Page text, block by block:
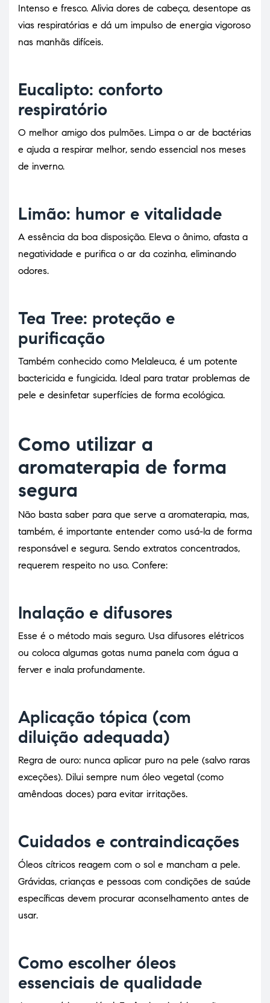
Intenso e fresco. Alivia dores de cabeça, desentope as
vias respiratórias e dá um impulso de energia vigoroso
nas manhãs difíceis.
Eucalipto: conforto
respiratório
O melhor amigo dos pulmões. Limpa o ar de bactérias
e ajuda a respirar melhor, sendo essencial nos meses
de inverno.
Limão: humor e vitalidade
A essência da boa disposição. Eleva o ânimo, afasta a
negatividade e purifica o ar da cozinha, eliminando
odores.
Tea Tree: proteção e
purificação
Também conhecido como Melaleuca, é um potente
bactericida e fungicida. Ideal para tratar problemas de
pele e desinfetar superfícies de forma ecológica.
Como utilizar a
aromaterapia de forma
segura
Não basta saber para que serve a aromaterapia, mas,
também, é importante entender como usá-la de forma
responsável e segura. Sendo extratos concentrados,
requerem respeito no uso. Confere:
Inalação e difusores
Esse é o método mais seguro. Usa difusores elétricos
ou coloca algumas gotas numa panela com água a
ferver e inala profundamente.
Aplicação tópica (com
diluição adequada)
Regra de ouro: nunca aplicar puro na pele (salvo raras
exceções). Dilui sempre num óleo vegetal (como
amêndoas doces) para evitar irritações.
Cuidados e contraindicações
Óleos cítricos reagem com o sol e mancham a pele.
Grávidas, crianças e pessoas com condições de saúde
específicas devem procurar aconselhamento antes de
usar.
Como escolher óleos
essenciais de qualidade